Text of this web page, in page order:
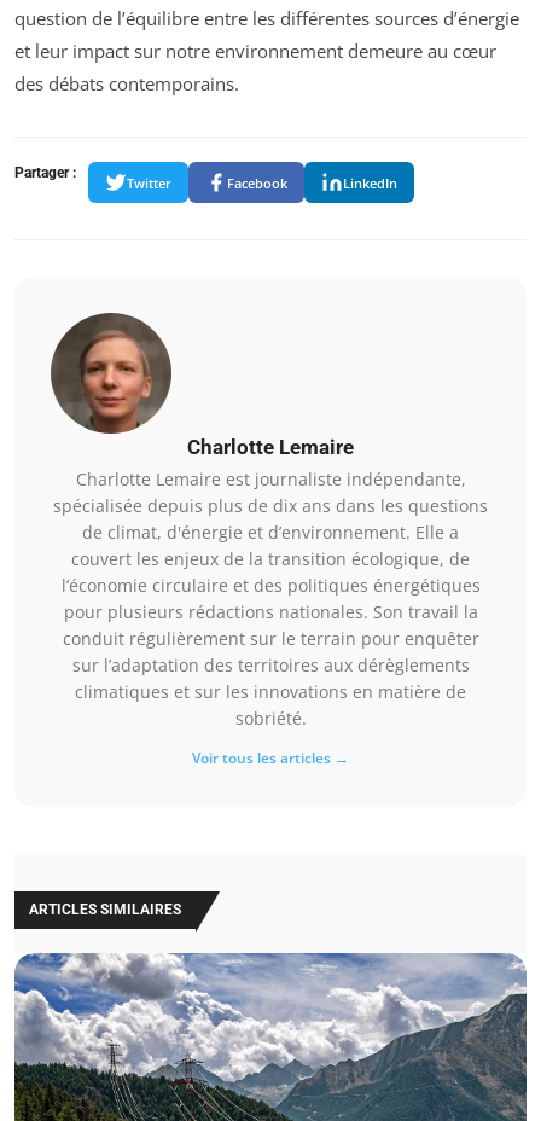
question de l’équilibre entre les différentes sources d’énergie
et leur impact sur notre environnement demeure au cœur
des débats contemporains.
Partager :
Twitter Facebook LinkedIn
Charlotte Lemaire
Charlotte Lemaire est journaliste indépendante,
spécialisée depuis plus de dix ans dans les questions
de climat, d'énergie et d’environnement. Elle a
couvert les enjeux de la transition écologique, de
l’économie circulaire et des politiques énergétiques
pour plusieurs rédactions nationales. Son travail la
conduit régulièrement sur le terrain pour enquêter
sur l’adaptation des territoires aux dérèglements
climatiques et sur les innovations en matière de
sobriété.
Voir tous les articles →
ARTICLES SIMILAIRES